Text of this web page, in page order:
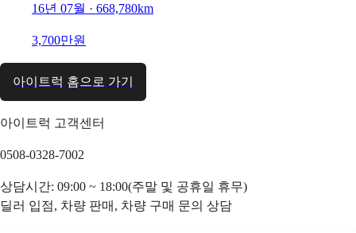
16년 07월 · 668,780km
3,700만원
아이트럭 홈으로 가기
아이트럭 고객센터
0508-0328-7002
상담시간: 09:00 ~ 18:00(주말 및 공휴일 휴무)
딜러 입점, 차량 판매, 차량 구매 문의 상담